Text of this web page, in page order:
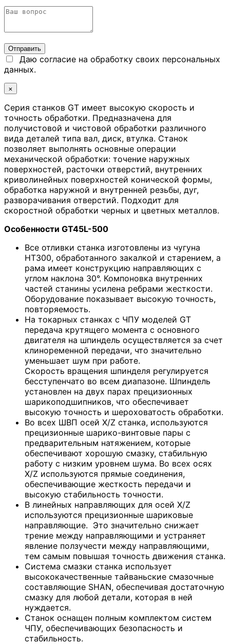
Даю согласие на обработку своих персональных
данных.
×
Серия станков GT имеет высокую скорость и
точность обработки. Предназначена для
получистовой и чистовой обработки различного
вида деталей типа вал, диск, втулка. Станок
позволяет выполнять основные операции
механической обработки: точение наружных
поверхностей, расточки отверстий, внутренних
криволинейных поверхностей конической формы,
обработка наружной и внутренней резьбы, дуг,
разворачивания отверстий. Подходит для
скоростной обработки черных и цветных металлов.
Особенности GT45L-500
Все отливки станка изготовлены из чугуна
HT300, обработанного закалкой и старением, а
рама имеет конструкцию направляющих с
углом наклона 30°. Компоновка внутренних
частей станины усилена ребрами жесткости.
Оборудование показывает высокую точность,
повторяемость.
На токарных станках с ЧПУ моделей GT
передача крутящего момента с основного
двигателя на шпиндель осуществляется за счет
клиноременной передачи, что значительно
уменьшает шум при работе.
Скорость вращения шпинделя регулируется
бесступенчато во всем диапазоне. Шпиндель
установлен на двух парах прецизионных
шарикоподшипников, что обеспечивает
высокую точность и шероховатость обработки.
Во всех ШВП осей X/Z станка, используются
прецизионные шарико-винтовые пары с
предварительным натяжением, которые
обеспечивают хорошую смазку, стабильную
работу с низким уровнем шума. Во всех осях
X/Z используются прямые соединения,
обеспечивающие жесткость передачи и
высокую стабильность точности.
В линейных направляющих для осей X/Z
используются прецизионные шариковые
направляющие. Это значительно снижает
трение между направляющими и устраняет
явление ползучести между направляющими,
тем самым повышая точность движения станка.
Система смазки станка использует
высококачественные тайваньские смазочные
составляющие SHAN, обеспечивая достаточную
смазку для любой детали, которая в ней
нуждается.
Станок оснащен полным комплектом систем
ЧПУ, обеспечивающих безопасность и
стабильность.